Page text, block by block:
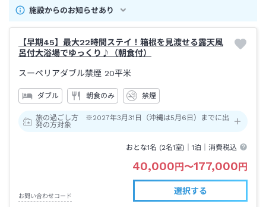
施設からのお知らせあり
【早期45】最大22時間ステイ！箱根を見渡せる露天風
呂付大浴場でゆっくり♪（朝食付）
スーペリアダブル禁煙 20平米
ダブル 朝食のみ 禁煙
旅の過ごし方 ※2027年3月31日（沖縄は5月6日）までに出
発の方対象
おとな1名 (2名1室)｜1泊 ｜消費税込
40,000 円 〜177,000 円
お問い合わせコード
選択する